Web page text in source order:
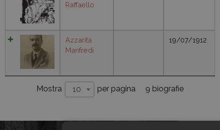
Raffaello
Azzarita
Manfredi
19/07/1912
Mostra 10 per pagina 9 biografie